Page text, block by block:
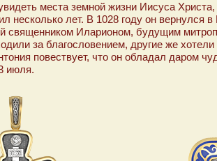
места земной жизни Иисуса
несколько лет. В 1028 году он вернулся
священником Иларионом, будущим
за благословением, другие же
повествует, что он обладал даром
июля.